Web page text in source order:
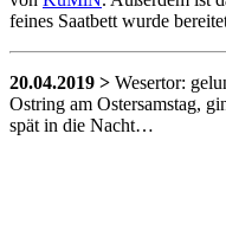
feines Saatbett wurde
20.04.2019 > Wesertor:
Ostring am Ostersamstag,
spät in die Nacht…